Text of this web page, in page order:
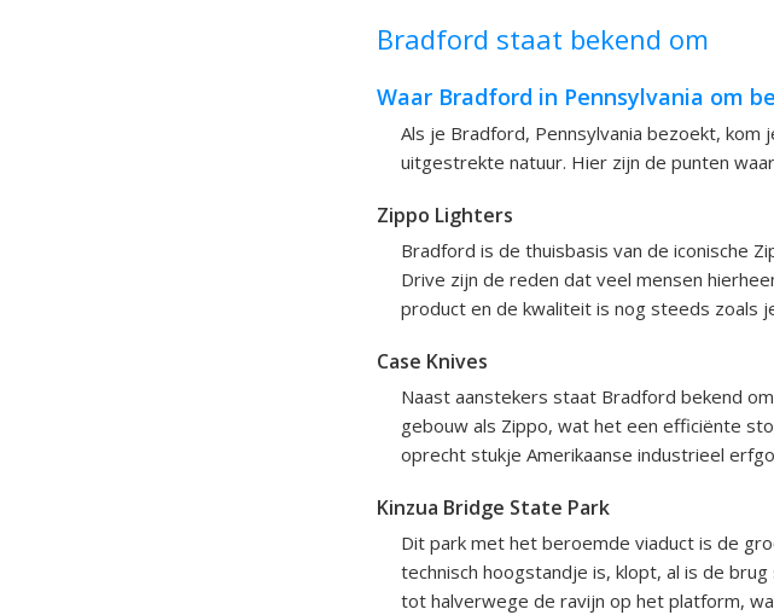
Bradford staat bekend om
Waar Bradford in Pennsylvania om
Als je Bradford, Pennsylvania bezoekt, kom
uitgestrekte natuur. Hier zijn de punten
Zippo Lighters
Bradford is de thuisbasis van de iconische
Drive zijn de reden dat veel mensen
product en de kwaliteit is nog steeds zoals
Case Knives
Naast aanstekers staat Bradford bekend
gebouw als Zippo, wat het een efficiënte
oprecht stukje Amerikaanse industrieel
Kinzua Bridge State Park
Dit park met het beroemde viaduct is de
technisch hoogstandje is, klopt, al is de
tot halverwege de ravijn op het platform,